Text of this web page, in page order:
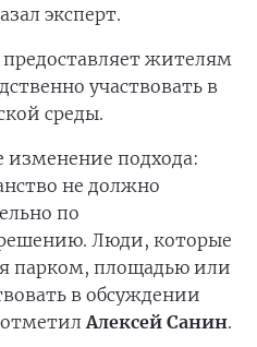
эксперт.
жителям
участвовать в
среды.
подхода:
не должно
по
Люди, которые
парком, площадью или
в обсуждении
отметилАлексей Санин.